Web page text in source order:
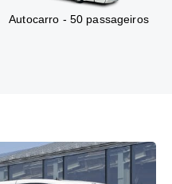
Autocarro - 50 passageiros